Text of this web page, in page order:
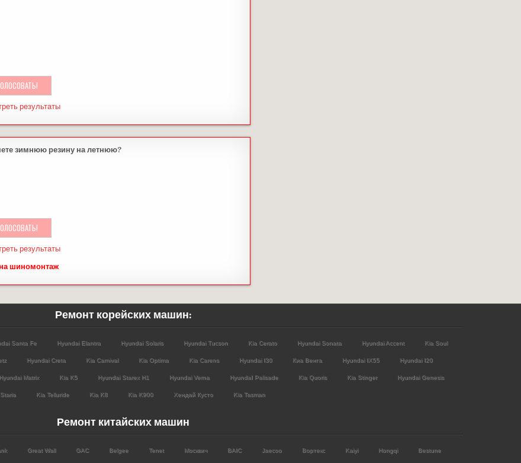
результаты
зимнюю резину на летнюю?
результаты
шиномонтаж
Ремонт корейских машин:
Santa Fe Hyundai Elantra Hyundai Solaris Hyundai Tucson Kia Cerato Hyundai Sonata Hyundai Accent Kia Soul
Hyundai Creta Kia Carnival Kia Optima Kia Carens Hyundai I30 Киа Венга Hyundai IX55 Hyundai I20
Hyundai Matrix Kia K5 Hyundai Starex H1 Hyundai Verna HyundaI Palisade Kia Quoris Kia Stinger Hyundai Genesis
Kia Telluride Kia K8 Kia K900 Хендай Кусто Kia Tasman
Ремонт китайских машин
Great Wall GAC Belgee Tenet Москвич BAIC Jaecoo Вортекс Kaiyi Hongqi Bestune